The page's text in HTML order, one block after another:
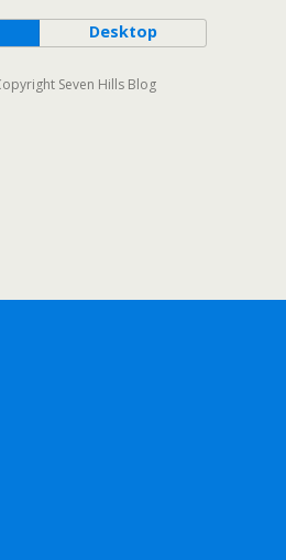
Desktop
Seven Hills Blog